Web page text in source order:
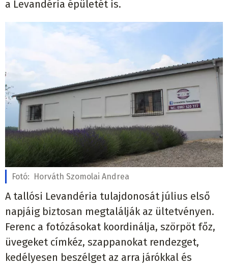
a Levandéria épületét is.
Fotó: Horváth Szomolai Andrea
A tallósi Levandéria tulajdonosát július első
napjáig biztosan megtalálják az ültetvényen.
Ferenc a fotózásokat koordinálja, szörpöt főz,
üvegeket címkéz, szappanokat rendezget,
kedélyesen beszélget az arra járókkal és